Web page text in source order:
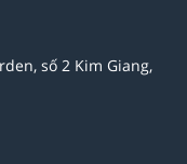
số 2 Kim Giang,